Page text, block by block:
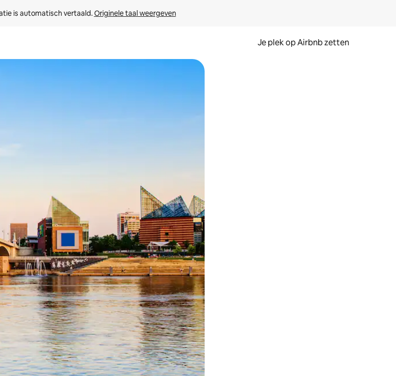
is automatisch vertaald. Originele taal weergeven
Je plek op Airbnb zetten
omhoog en omlaag, óf door te tikken of swipen.